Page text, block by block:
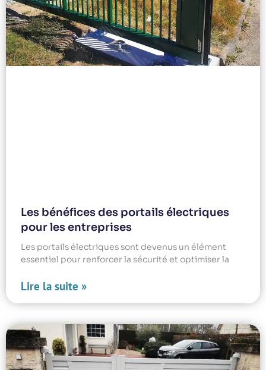
Les bénéfices des portails électriques
pour les entreprises
Les portails électriques sont devenus un élément
essentiel pour renforcer la sécurité et optimiser la
Lire la suite »